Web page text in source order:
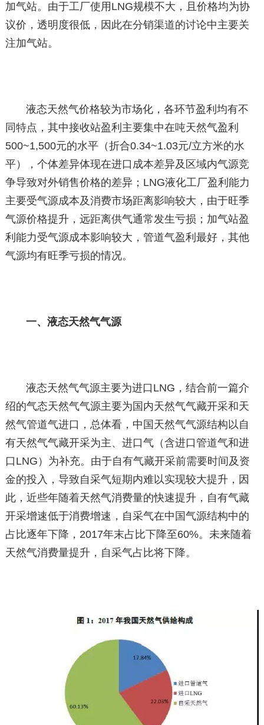
加气站。由于工厂使用LNG规模不大，且价格均为协
议价，透明度很低，因此在分销渠道的讨论中主要关
注加气站。
液态天然气价格较为市场化，各环节盈利均有不
同特点，其中接收站盈利主要集中在吨天然气盈利
500~1,500元的水平（折合0.34~1.03元/立方米的水
平），个体差异体现在进口成本差异及区域内气源竞
争导致对外销售价格的差异；LNG液化工厂盈利能力
主要受气源成本及消费市场距离影响较大，由于旺季
气源价格提升，远距离供气通常发生亏损；加气站盈
利能力受气源成本影响较大，管道气盈利最好，其他
气源均有旺季亏损的情况。
一、液态天然气气源
液态天然气气源主要为进口LNG，结合前一篇介
绍的气态天然气气源主要为国内天然气气藏开采和天
然气管道气进口，总体看，中国天然气气源结构以自
有天然气气藏开采为主、进口气（含进口管道气和进
口LNG）为补充。由于自有气藏开采前需要时间及资
金的投入，导致自采气短期内难以实现较大提升，因
此，近些年随着天然气消费量的快速提升，自有气藏
开采增速低于消费增速，自采气在中国气源结构中的
占比逐年下降，2017年末占比下降至60%。未来随着
天然气消费量提升，自采气占比将下降。